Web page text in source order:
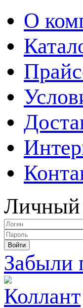
О
Личный
Забыли